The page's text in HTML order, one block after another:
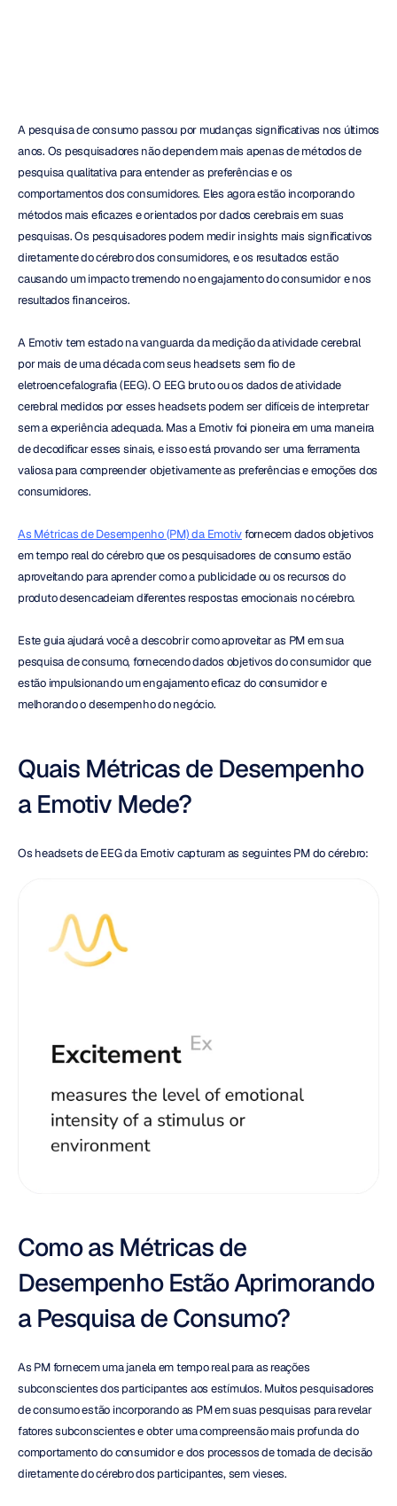
A pesquisa de consumo passou por mudanças significativas nos últimos
anos. Os pesquisadores não dependem mais apenas de métodos de
pesquisa qualitativa para entender as preferências e os
comportamentos dos consumidores. Eles agora estão incorporando
métodos mais eficazes e orientados por dados cerebrais em suas
pesquisas. Os pesquisadores podem medir insights mais significativos
diretamente do cérebro dos consumidores, e os resultados estão
causando um impacto tremendo no engajamento do consumidor e nos
resultados financeiros.
A Emotiv tem estado na vanguarda da medição da atividade cerebral
por mais de uma década com seus headsets sem fio de
eletroencefalografia (EEG). O EEG bruto ou os dados de atividade
cerebral medidos por esses headsets podem ser difíceis de interpretar
sem a experiência adequada. Mas a Emotiv foi pioneira em uma maneira
de decodificar esses sinais, e isso está provando ser uma ferramenta
valiosa para compreender objetivamente as preferências e emoções dos
consumidores.
As Métricas de Desempenho (PM) da Emotiv fornecem dados objetivos
em tempo real do cérebro que os pesquisadores de consumo estão
aproveitando para aprender como a publicidade ou os recursos do
produto desencadeiam diferentes respostas emocionais no cérebro.
Este guia ajudará você a descobrir como aproveitar as PM em sua
pesquisa de consumo, fornecendo dados objetivos do consumidor que
estão impulsionando um engajamento eficaz do consumidor e
melhorando o desempenho do negócio.
Quais Métricas de Desempenho
a Emotiv Mede?
Os headsets de EEG da Emotiv capturam as seguintes PM do cérebro:
Como as Métricas de
Desempenho Estão Aprimorando
a Pesquisa de Consumo?
As PM fornecem uma janela em tempo real para as reações
subconscientes dos participantes aos estímulos. Muitos pesquisadores
de consumo estão incorporando as PM em suas pesquisas para revelar
fatores subconscientes e obter uma compreensão mais profunda do
comportamento do consumidor e dos processos de tomada de decisão
diretamente do cérebro dos participantes, sem vieses.